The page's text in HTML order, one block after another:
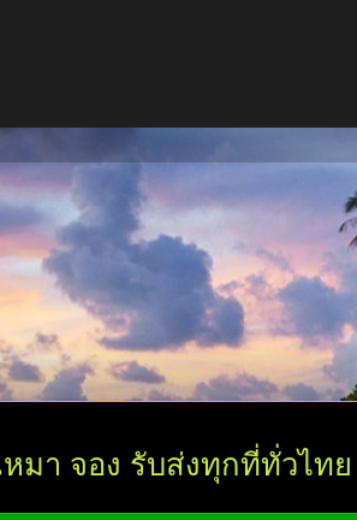
มา จอง รับส่งทุกที่ทั่วไทย